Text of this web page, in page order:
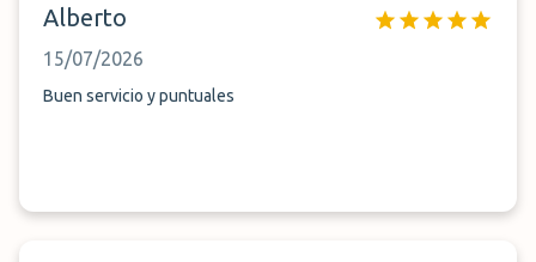
Alberto
15/07/2026
Buen servicio y puntuales